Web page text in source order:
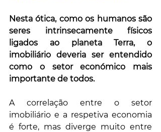
Nesta ótica, como os humanos são
seres intrinsecamente físicos
ligados ao planeta Terra, o
imobiliário deveria ser entendido
como o setor económico mais
importante de todos.
A correlação entre o setor
imobiliário e a respetiva economia
é forte, mas diverge muito entre